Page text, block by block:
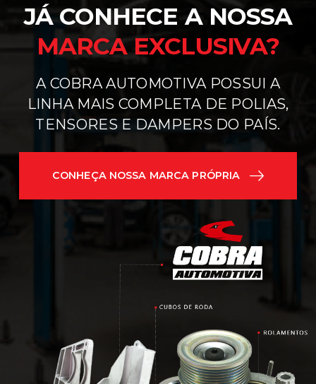
CONHEÇA NOSSA MARCA PRÓPRIA
JÁ CONHECE A NOSSA
MARCA EXCLUSIVA?
A COBRA AUTOMOTIVA POSSUI A
LINHA MAIS COMPLETA DE POLIAS,
TENSORES E DAMPERS DO PAÍS.